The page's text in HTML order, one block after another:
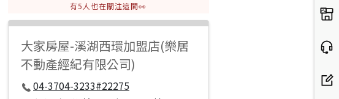
有5 人也在關注這間👀
大家房屋-溪湖西環加盟店(樂居
不動產經紀有限公司)
04-3704-3233#22275